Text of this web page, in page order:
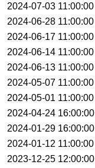
2024-07-03 11:00:00
2024-06-28 11:00:00
2024-06-17 11:00:00
2024-06-14 11:00:00
2024-06-13 11:00:00
2024-05-07 11:00:00
2024-05-01 11:00:00
2024-04-24 16:00:00
2024-01-29 16:00:00
2024-01-12 11:00:00
2023-12-25 12:00:00